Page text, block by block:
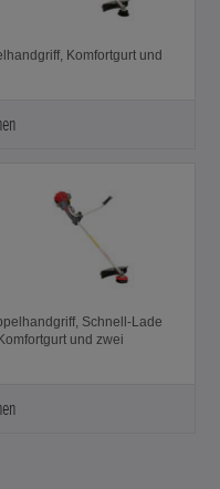
und
Schnell-Lade
und zwei